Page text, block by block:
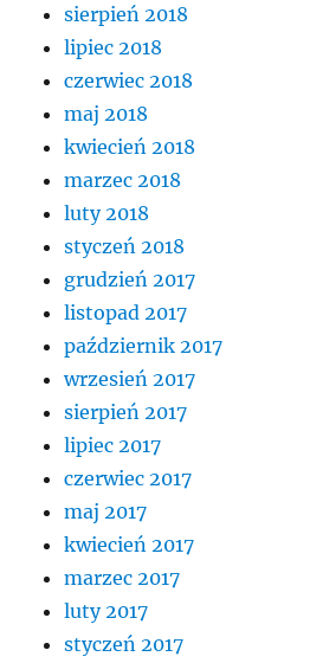
sierpień 2018
lipiec 2018
czerwiec 2018
maj 2018
kwiecień 2018
marzec 2018
luty 2018
styczeń 2018
grudzień 2017
listopad 2017
październik 2017
wrzesień 2017
sierpień 2017
lipiec 2017
czerwiec 2017
maj 2017
kwiecień 2017
marzec 2017
luty 2017
styczeń 2017